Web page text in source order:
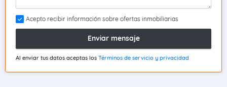
Acepto recibir información sobre ofertas inmobiliarias
Enviar mensaje
Al enviar tus datos aceptas los Términos de servicio y privacidad